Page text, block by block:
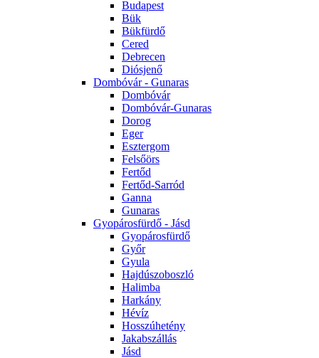
Budapest
Bük
Bükfürdő
Cered
Debrecen
Diósjenő
Dombóvár - Gunaras
Dombóvár
Dombóvár-Gunaras
Dorog
Eger
Esztergom
Felsőörs
Fertőd
Fertőd-Sarród
Ganna
Gunaras
Gyopárosfürdő - Jásd
Gyopárosfürdő
Győr
Gyula
Hajdúszoboszló
Halimba
Harkány
Hévíz
Hosszúhetény
Jakabszállás
Jásd